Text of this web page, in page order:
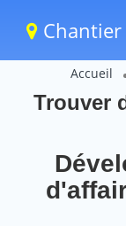
Accueil
Trouver